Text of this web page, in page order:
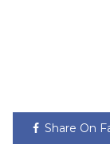
Share On